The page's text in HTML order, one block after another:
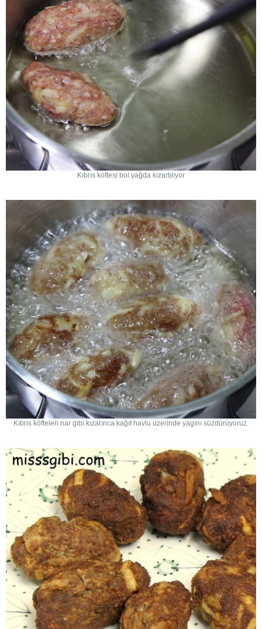
Kıbrıs köftesi bol yağda kızartılıyor
Kıbrıs köfteleri nar gibi kızarınca kağıt havlu üzerinde yagını süzdürüyoruz.